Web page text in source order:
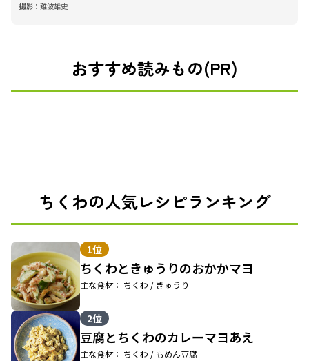
撮影： 難波雄史
おすすめ読みもの(PR)
ちくわの人気レシピランキング
1位
ちくわときゅうりのおかかマヨ
主な食材： ちくわ / きゅうり
2位
豆腐とちくわのカレーマヨあえ
主な食材： ちくわ / もめん豆腐